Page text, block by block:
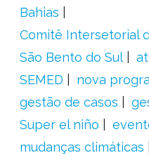
Bahias
Comitê Intersetorial
São Bento do Sul
SEMED
nova
gestão de casos
Super el niño
mudanças climáticas